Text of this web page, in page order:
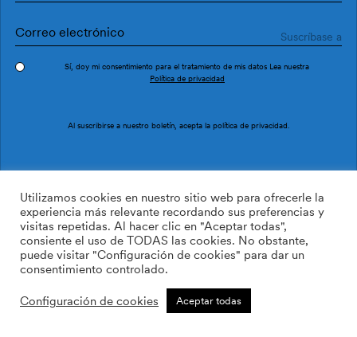
Ref. M3211-2
113.64$ /m2
Sí, doy mi consentimiento para el tratamiento de mis datos Lea nuestra
Política de privacidad
Al suscribirse a nuestro boletín, acepta la política de privacidad
Utilizamos cookies en nuestro sitio web para ofrecerle la
experiencia más relevante recordando sus preferencias y
visitas repetidas. Al hacer clic en "Aceptar todas",
consiente el uso de TODAS las cookies. No obstante,
puede visitar "Configuración de cookies" para dar un
consentimiento controlado.
Configuración de cookies Aceptar todas